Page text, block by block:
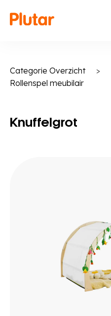
Categorie Overzicht >
Rollenspel meubilair
Knuffelgrot